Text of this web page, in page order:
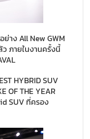
าง All New GWM
ว ภายในงานครั้งนี้
HYBRID SUV
OF THE YEAR
SUV ที่ครอง